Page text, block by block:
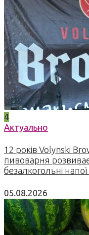
4
Актуально
12 років Volynski
пивоварня
безалкогольні
05.08.2026